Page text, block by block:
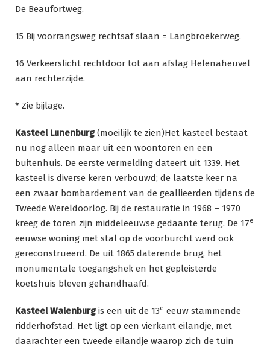
De Beaufortweg.
15 Bij voorrangsweg rechtsaf slaan = Langbroekerweg.
16 Verkeerslicht rechtdoor tot aan afslag Helenaheuvel
aan rechterzijde.
* Zie bijlage.
Kasteel Lunenburg (moeilijk te zien)Het kasteel bestaat
nu nog alleen maar uit een woontoren en een
buitenhuis. De eerste vermelding dateert uit 1339. Het
kasteel is diverse keren verbouwd; de laatste keer na
een zwaar bombardement van de geallieerden tijdens de
Tweede Wereldoorlog. Bij de restauratie in 1968 – 1970
kreeg de toren zijn middeleeuwse gedaante terug. De 17e
eeuwse woning met stal op de voorburcht werd ook
gereconstrueerd. De uit 1865 daterende brug, het
monumentale toegangshek en het gepleisterde
koetshuis bleven gehandhaafd.
Kasteel Walenburg is een uit de 13e eeuw stammende
ridderhofstad. Het ligt op een vierkant eilandje, met
daarachter een tweede eilandje waarop zich de tuin